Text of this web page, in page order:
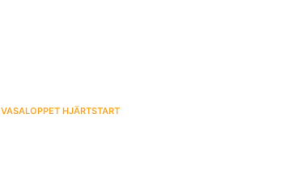
VASALOPPET HJÄRTSTART